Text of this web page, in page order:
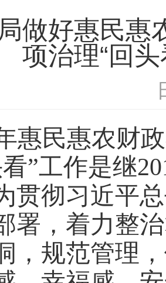
做好惠民惠
项治理“回
惠民惠农财
”工作是继
贯彻习近平
署，着力整
，规范管理